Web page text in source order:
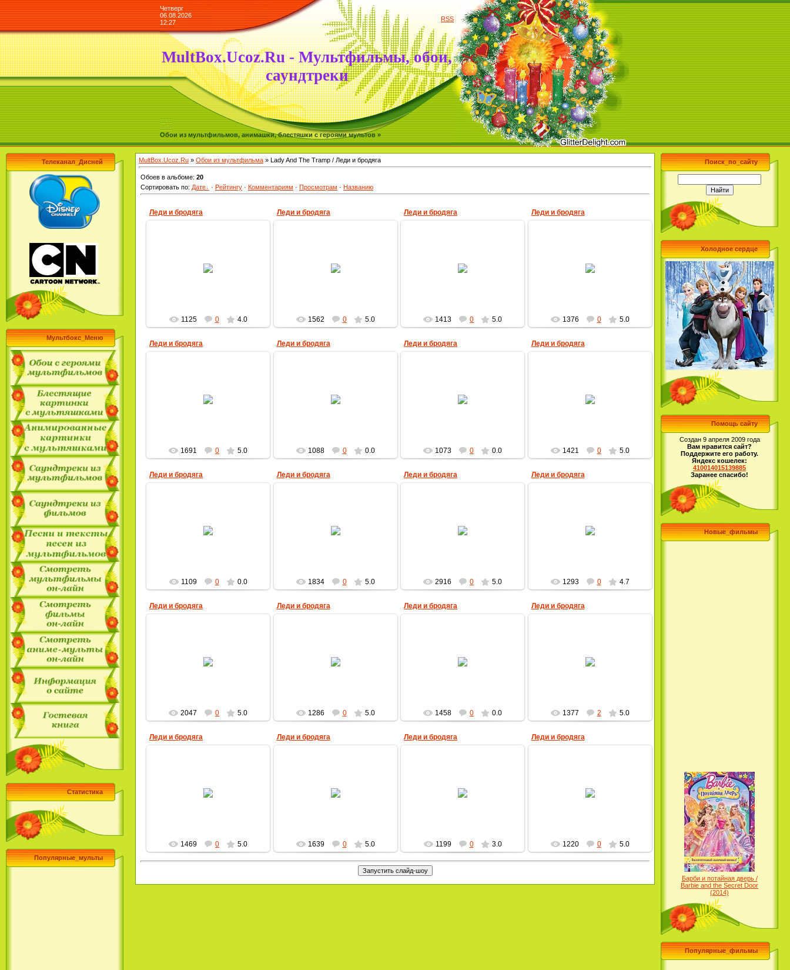
Четверг
06.08.2026
12:27
RSS
MultBox.Ucoz.Ru - Мультфильмы, обои,
саундтреки
Обои из мультфильмов, анимашки, блестяшки с героями мультов »
Телеканал_Дисней
Мультбокс_Меню
Статистика
Популярные_мульты
MultBox.Ucoz.Ru » Обои из мультфильма » Lady And The Tramp / Леди и бродяга
Обоев в альбоме: 20
Сортировать по: Дате · Рейтингу · Комментариям · Просмотрам · Названию
Леди и бродяга
1125 0 4.0
Леди и бродяга
1562 0 5.0
Леди и бродяга
1413 0 5.0
Леди и бродяга
1376 0 5.0
Леди и бродяга
1691 0 5.0
Леди и бродяга
1088 0 0.0
Леди и бродяга
1073 0 0.0
Леди и бродяга
1421 0 5.0
Леди и бродяга
1109 0 0.0
Леди и бродяга
1834 0 5.0
Леди и бродяга
2916 0 5.0
Леди и бродяга
1293 0 4.7
Леди и бродяга
2047 0 5.0
Леди и бродяга
1286 0 5.0
Леди и бродяга
1458 0 0.0
Леди и бродяга
1377 2 5.0
Леди и бродяга
1469 0 5.0
Леди и бродяга
1639 0 5.0
Леди и бродяга
1199 0 3.0
Леди и бродяга
1220 0 5.0
Поиск_по_сайту
Холодное сердце
Помощь сайту
Создан 9 апреля 2009 года
Вам нравится сайт?
Поддержите его работу.
Яндекс кошелек:
410014015139885
Заранее спасибо!
Новые_фильмы
Барби и потайная дверь /
Barbie and the Secret Door
(2014)
Популярные_фильмы